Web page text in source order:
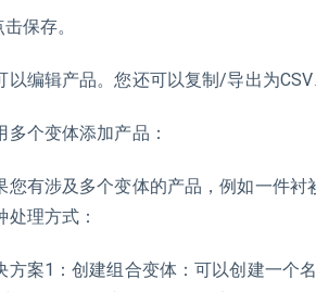
保存。
以编辑产品。您还可以复制/导出为CSV
多个变体添加产品：
您有涉及多个变体的产品，例如一件
处理方式：
方案1：创建组合变体：可以创建一个